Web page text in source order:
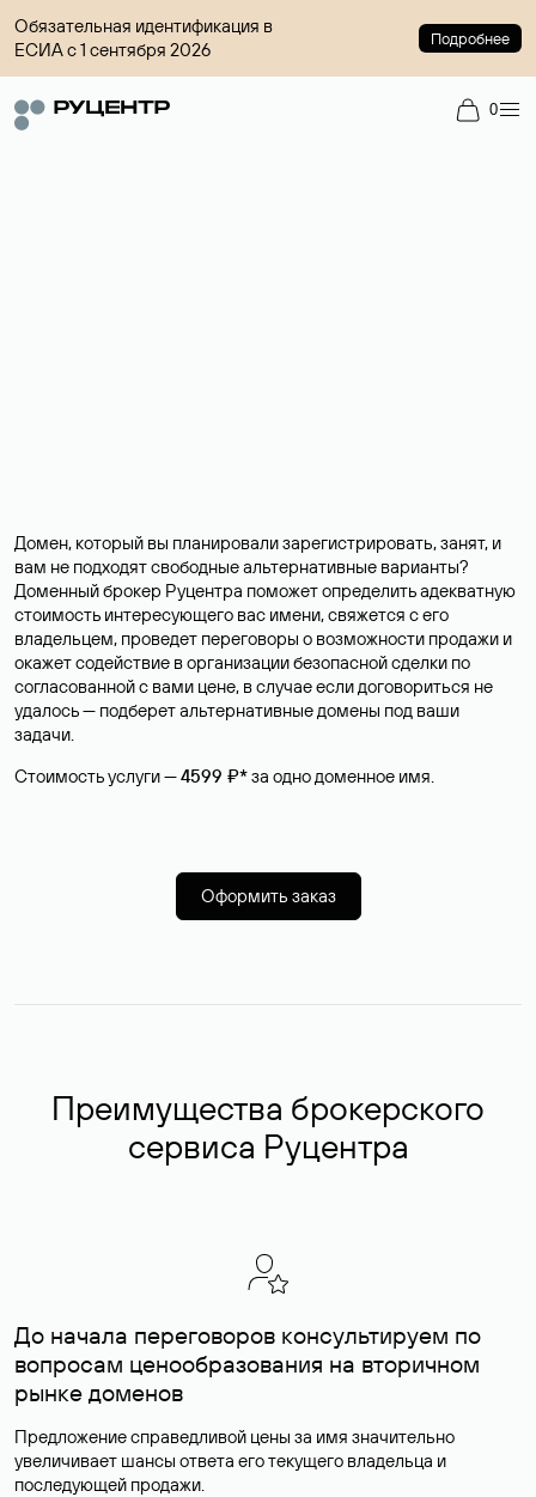
Обязательная идентификация в
ЕСИА с 1 сентября 2026
Подробнее
0
Домен, который вы планировали зарегистрировать, занят, и
вам не подходят свободные альтернативные варианты?
Доменный брокер Руцентра поможет определить адекватную
стоимость интересующего вас имени, свяжется с его
владельцем, проведет переговоры о возможности продажи и
окажет содействие в организации безопасной сделки по
согласованной с вами цене, в случае если договориться не
удалось — подберет альтернативные домены под ваши
задачи.
Стоимость услуги —4599 ₽*за одно доменное имя.
Оформить заказ
Преимущества брокерского
сервиса Руцентра
До начала переговоров консультируем по
вопросам ценообразования на вторичном
рынке доменов
Предложение справедливой цены за имя значительно
увеличивает шансы ответа его текущего владельца и
последующей продажи.